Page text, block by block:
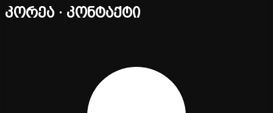
კორეა · კონტაქტი